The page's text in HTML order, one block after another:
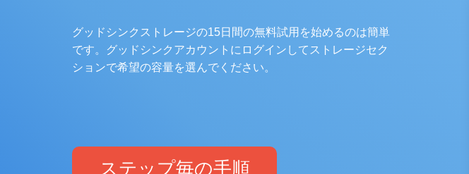
グッドシンクストレージの15日間の無料試用を始めるのは簡単
です。グッドシンクアカウントにログインしてストレージセク
ションで希望の容量を選んでください。
ステップ毎の手順